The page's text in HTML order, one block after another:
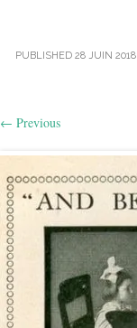
PUBLISHED 28 JUIN 2018
← Previous